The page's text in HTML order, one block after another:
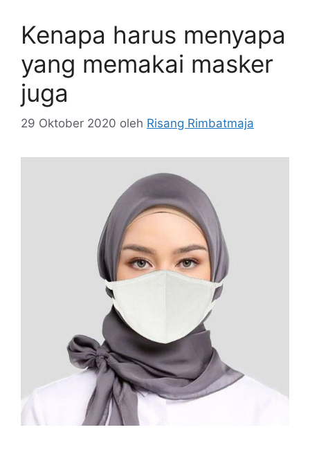
Kenapa harus menyapa
yang memakai masker
juga
29 Oktober 2020 oleh Risang Rimbatmaja